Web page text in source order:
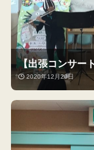
【出張コンサー
2020年12月20日